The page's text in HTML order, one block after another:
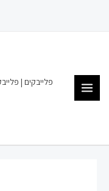
פלייבקים |